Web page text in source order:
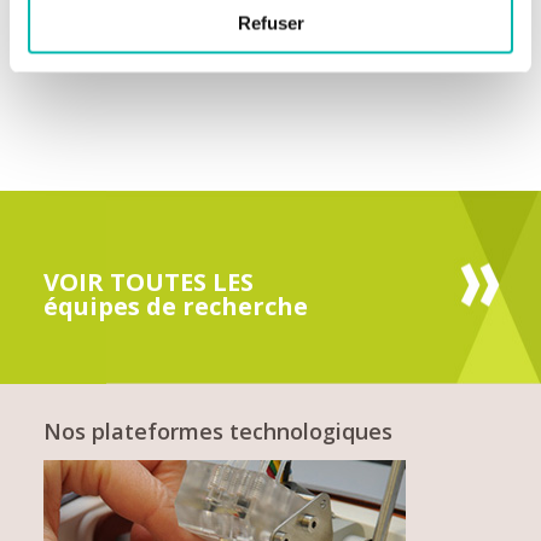
Refuser
VOIR TOUTES LES
équipes de recherche
Nos plateformes technologiques